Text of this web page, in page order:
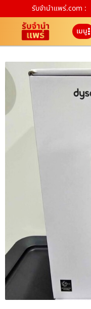
รับจํานําแพร่.com :
เมนู